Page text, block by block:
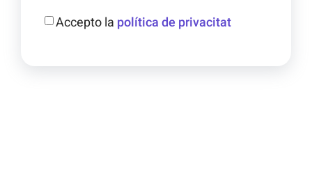
Accepto la política de privacitat